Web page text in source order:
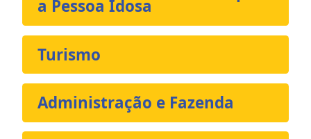
a Pessoa Idosa
Turismo
Administração e Fazenda